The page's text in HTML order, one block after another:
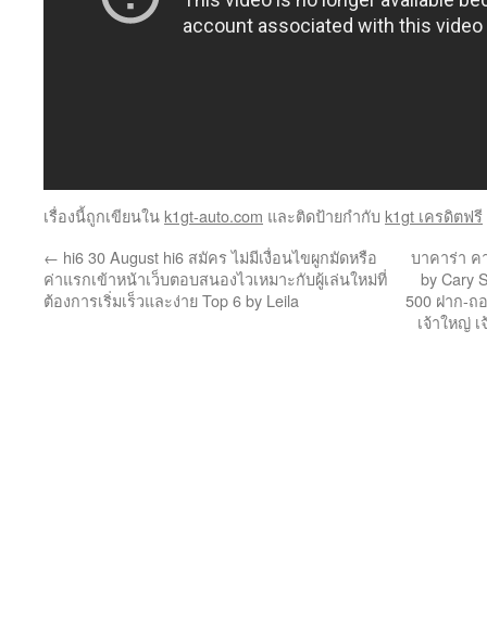
เรื่องนี้ถูกเขียนใน k1gt-auto.com และติดป้ายกำกับ k1gt เครดิตฟรี
← hi6 30 August hi6 สมัคร ไม่มีเงื่อนไขผูกมัดหรือ
ค่าแรกเข้าหน้าเว็บตอบสนองไวเหมาะกับผู้เล่นใหม่ที่
ต้องการเริ่มเร็วและง่าย Top 6 by Leila
บาคาร่า ค
by Cary
500 ฝาก-ถ
เจ้าใหญ่